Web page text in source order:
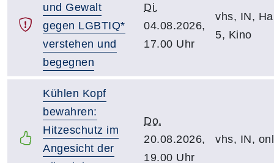
und Gewalt
gegen LGBTIQ*
verstehen und
begegnen
Di.
04.08.2026,
17.00 Uhr
vhs, IN,
5, Kino
Kühlen Kopf
bewahren:
Hitzeschutz im
Angesicht der
Do.
20.08.2026,
19.00 Uhr
vhs, IN,